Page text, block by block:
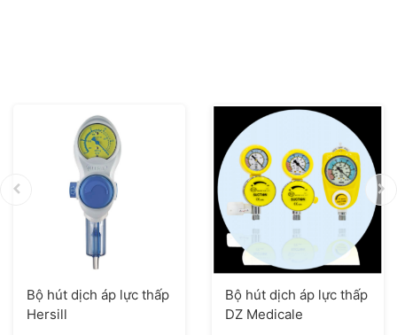
Bộ hút dịch áp lực thấp
Hersill
Bộ hút dịch áp lực thấp
DZ Medicale